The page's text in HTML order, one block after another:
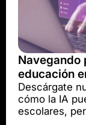
Navegando
educación
Descárgate
cómo la IA
escolares,